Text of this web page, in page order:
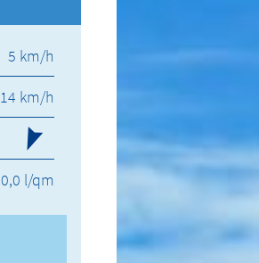
5 km/h
14 km/h
0,0 l/qm